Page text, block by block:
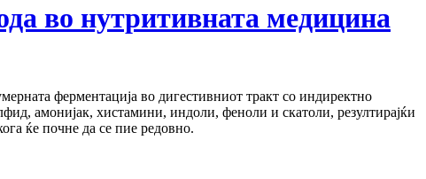
во нутритивната медицина
ферментација во дигестивниот тракт со индиректно
амонијак, хистамини, индоли, феноли и скатоли, резултирајќи
ќе почне да се пие редовно.